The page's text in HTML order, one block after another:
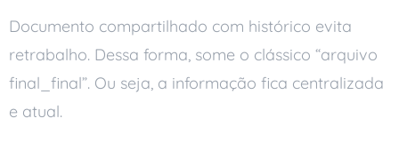
Documento compartilhado com histórico evita
retrabalho. Dessa forma, some o clássico “arquivo
final_final”. Ou seja, a informação fica centralizada
e atual.